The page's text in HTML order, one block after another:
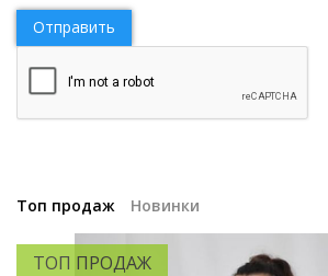
Отправить
Топ продаж Новинки
ТОП ПРОДАЖ